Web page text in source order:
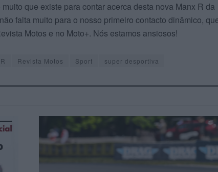
que existe para contar acerca desta nova Manx R da
falta muito para o nosso primeiro contacto dinâmico,
Motos e no Moto+. Nós estamos ansiosos!
Revista Motos Sport super desportiva